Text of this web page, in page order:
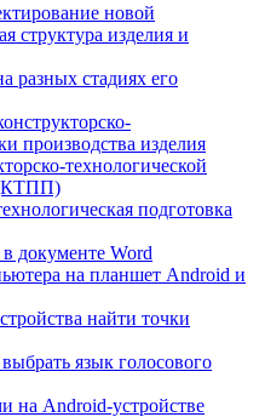
новой
структура изделия и
разных стадиях его
производства изделия
технологической
(КТПП)
подготовка
документе Word
на планшет Android и
найти точки
язык голосового
на Android-устройстве